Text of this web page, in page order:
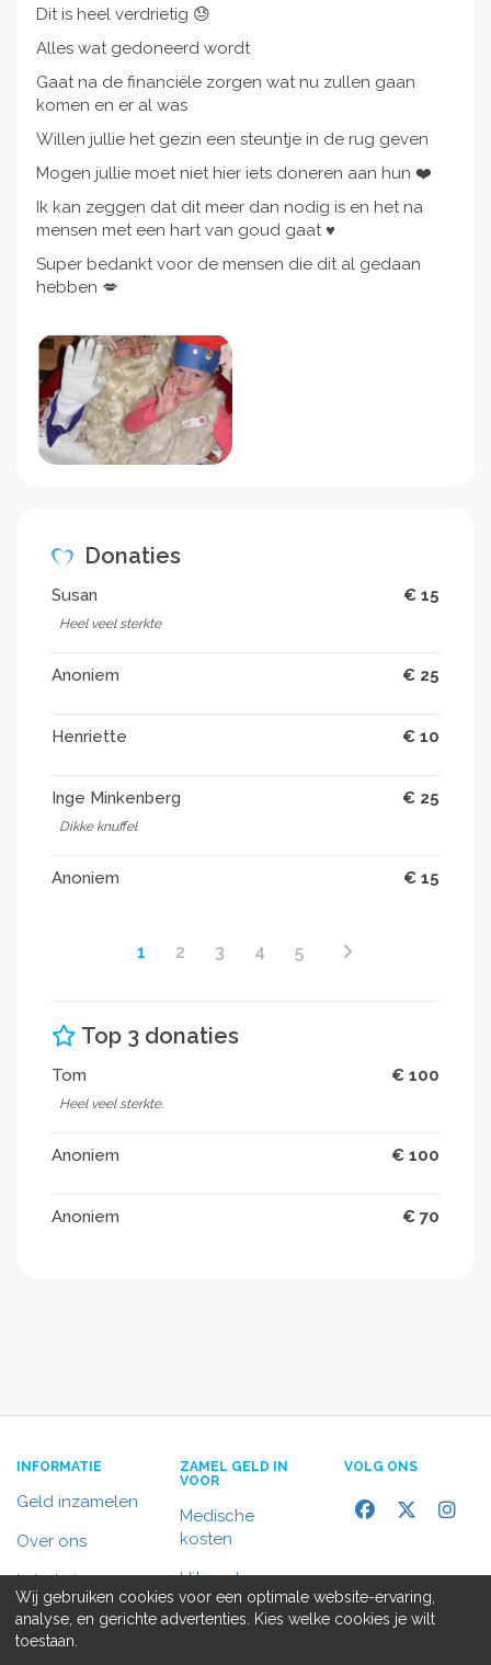
Dit is heel verdrietig 😓
Alles wat gedoneerd wordt
Gaat na de financiële zorgen wat nu zullen gaan
komen en er al was
Willen jullie het gezin een steuntje in de rug geven
Mogen jullie moet niet hier iets doneren aan hun ❤️
Ik kan zeggen dat dit meer dan nodig is en het na
mensen met een hart van goud gaat ♥️
Super bedankt voor de mensen die dit al gedaan
hebben 💋
Donaties
Susan € 15
Heel veel sterkte
Anoniem € 25
Henriette € 10
Inge Minkenberg € 25
Dikke knuffel
Anoniem € 15
1 2 3 4 5
Top 3 donaties
Tom € 100
Heel veel sterkte.
Anoniem € 100
Anoniem € 70
INFORMATIE
Geld inzamelen
Over ons
In het nieuws
Contact
ZAMEL GELD IN
VOOR
Medische
kosten
Uitvaart
Rolstoelbus
VOLG ONS
Wij gebruiken cookies voor een optimale website-ervaring,
analyse, en gerichte advertenties. Kies welke cookies je wilt
toestaan.